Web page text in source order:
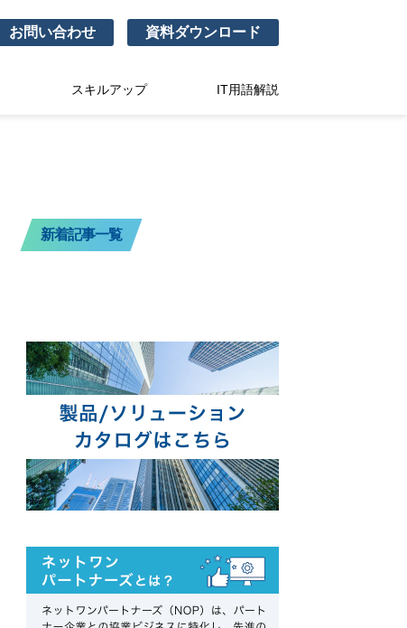
お問い合わせ 資料ダウンロード
スキルアップ IT用語解説
新着記事一覧